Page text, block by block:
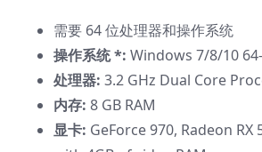
需要 64 位处理器和操作系统
操作系统 *: Windows 7/8/10
处理器: 3.2 GHz Dual Core
内存: 8 GB RAM
显卡: GeForce 970, Radeon